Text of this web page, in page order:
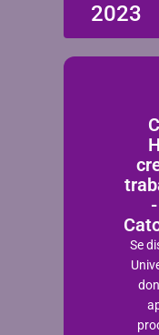
2023
Se